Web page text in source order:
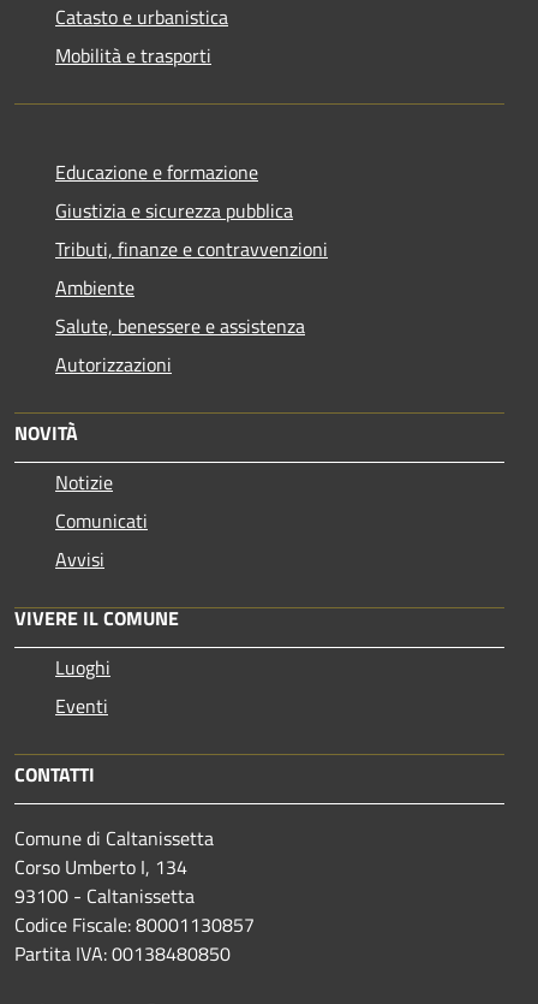
Catasto e urbanistica
Mobilità e trasporti
Educazione e formazione
Giustizia e sicurezza pubblica
Tributi, finanze e contravvenzioni
Ambiente
Salute, benessere e assistenza
Autorizzazioni
NOVITÀ
Notizie
Comunicati
Avvisi
VIVERE IL COMUNE
Luoghi
Eventi
CONTATTI
Comune di Caltanissetta
Corso Umberto I, 134
93100 - Caltanissetta
Codice Fiscale: 80001130857
Partita IVA: 00138480850